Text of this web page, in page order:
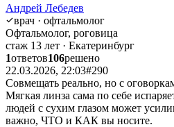
Андрей Лебедев
врач · офтальмолог
Офтальмолог, роговица
стаж 13 лет · Екатеринбург
1ответов106решено
22.03.2026, 22:03#290
Совмещать реально, но с
Мягкая линза сама по себе
людей с сухим глазом может
важно, ЧТО и КАК вы носите.